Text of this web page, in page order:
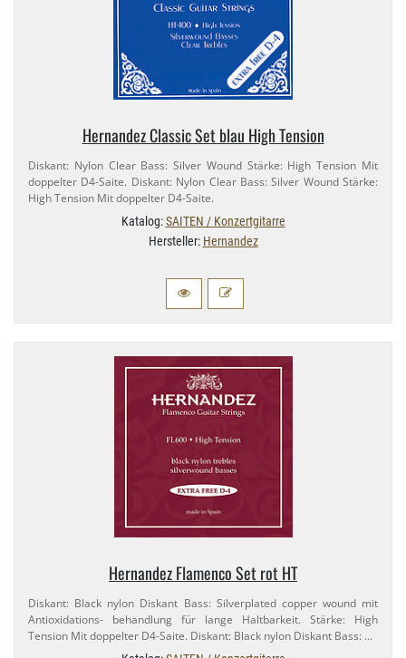
Hernandez Classic Set blau High Tension
Diskant: Nylon Clear Bass: Silver Wound Stärke: High Tension Mit
doppelter D4-​Saite. Diskant: Nylon Clear Bass: Silver Wound Stärke:
High Tension Mit doppelter D4-​Saite.
Katalog:SAITEN / Konzertgitarre
Hersteller: Hernandez
Hernandez Flamenco Set rot HT
Diskant: Black nylon Diskant Bass: Silverplated copper wound mit
Antioxidations- behandlung für lange Haltbarkeit. Stärke: High
Tension Mit doppelter D4-​Saite. Diskant: Black nylon Diskant Bass: …